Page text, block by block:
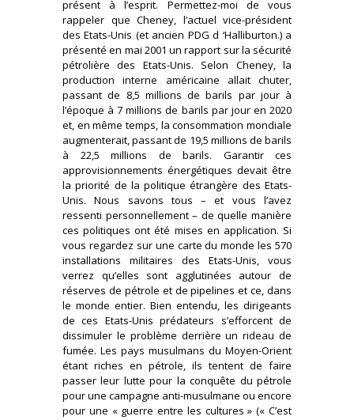
présent à l’esprit. Permettez-moi de vous
rappeler que Cheney, l’actuel vice-président
des Etats-Unis (et ancien PDG d ‘Halliburton.) a
présenté en mai 2001 un rapport sur la sécurité
pétrolière des Etats-Unis. Selon Cheney, la
production interne américaine allait chuter,
passant de 8,5 millions de barils par jour à
l’époque à 7 millions de barils par jour en 2020
et, en même temps, la consommation mondiale
augmenterait, passant de 19,5 millions de barils
à 22,5 millions de barils. Garantir ces
approvisionnements énergétiques devait être
la priorité de la politique étrangère des Etats-
Unis. Nous savons tous – et vous l’avez
ressenti personnellement – de quelle manière
ces politiques ont été mises en application. Si
vous regardez sur une carte du monde les 570
installations militaires des Etats-Unis, vous
verrez qu’elles sont agglutinées autour de
réserves de pétrole et de pipelines et ce, dans
le monde entier. Bien entendu, les dirigeants
de ces Etats-Unis prédateurs s’efforcent de
dissimuler le problème derrière un rideau de
fumée. Les pays musulmans du Moyen-Orient
étant riches en pétrole, ils tentent de faire
passer leur lutte pour la conquête du pétrole
pour une campagne anti-musulmane ou encore
pour une « guerre entre les cultures » (« C’est